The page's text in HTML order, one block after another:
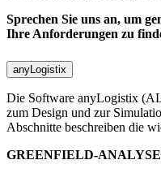
Sprechen Sie uns an, um
Ihre Anforderungen zu
anyLogistix
Die Software anyLogistix
zum Design und zur
Abschnitte beschreiben die
GREENFIELD-ANALYSE